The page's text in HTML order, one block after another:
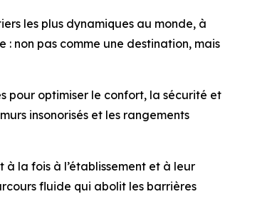
les plus dynamiques au monde, à
: non pas comme une destination, mais
pour optimiser le confort, la sécurité et
insonorisés et les rangements
à la fois à l’établissement et à leur
fluide qui abolit les barrières